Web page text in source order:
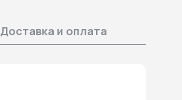
Доставка и оплата